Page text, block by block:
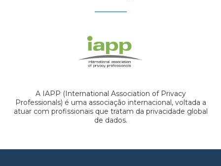
A IAPP (International Association of Privacy
Professionals) é uma associação internacional, voltada a
atuar com profissionais que tratam da privacidade global
de dados.